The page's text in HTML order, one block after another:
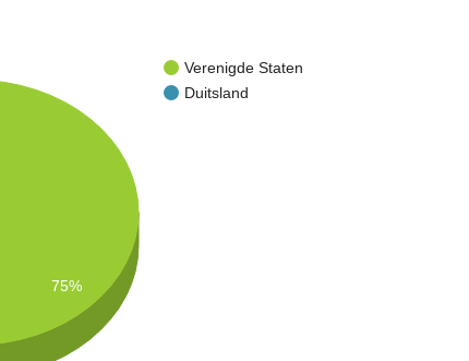
Verenigde Staten
Duitsland
75%